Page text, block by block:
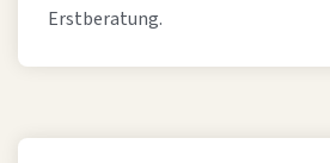
Erstberatung.